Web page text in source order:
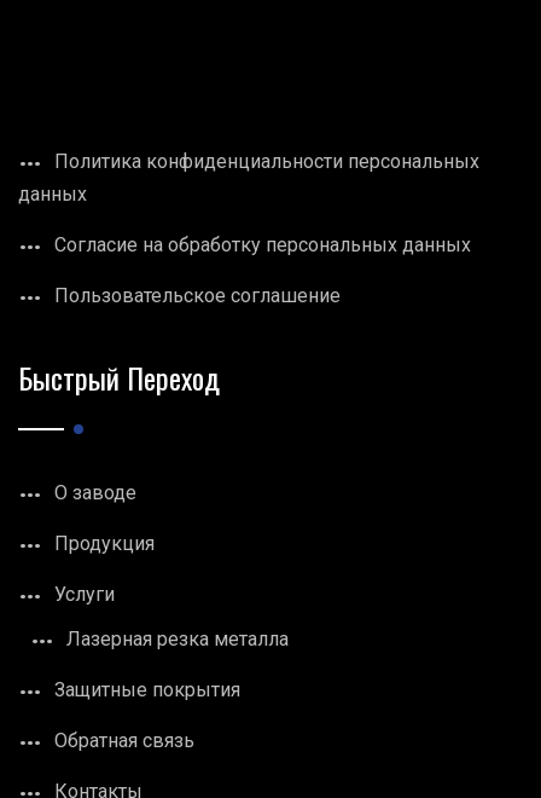
Политика конфиденциальности персональных
данных
Согласие на обработку персональных данных
Пользовательское соглашение
Быстрый Переход
О заводе
Продукция
Услуги
Лазерная резка металла
Защитные покрытия
Обратная связь
Контакты